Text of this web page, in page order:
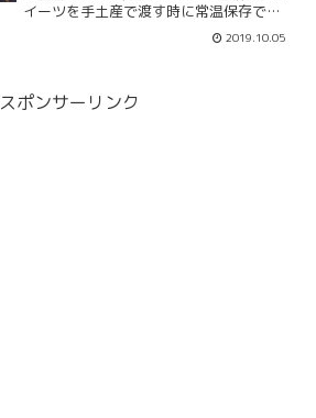
イーツを手土産で渡す時に常温保存でき
る方が嬉しいですよね。常温保存可能の
お取り寄せで喜んでもらえる手土産の
2019.10.05
スポンサーリンク